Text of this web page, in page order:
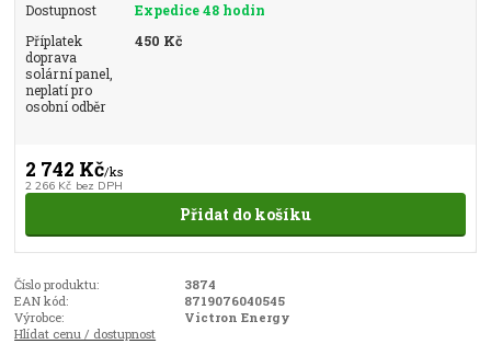
Dostupnost
Expedice 48 hodin
Příplatek
doprava
solární panel,
neplatí pro
osobní odběr
450 Kč
2 742 Kč/ks
2 266 Kč bez DPH
Přidat do košíku
Číslo produktu:
3874
EAN kód:
8719076040545
Výrobce:
Victron Energy
Hlídat cenu / dostupnost